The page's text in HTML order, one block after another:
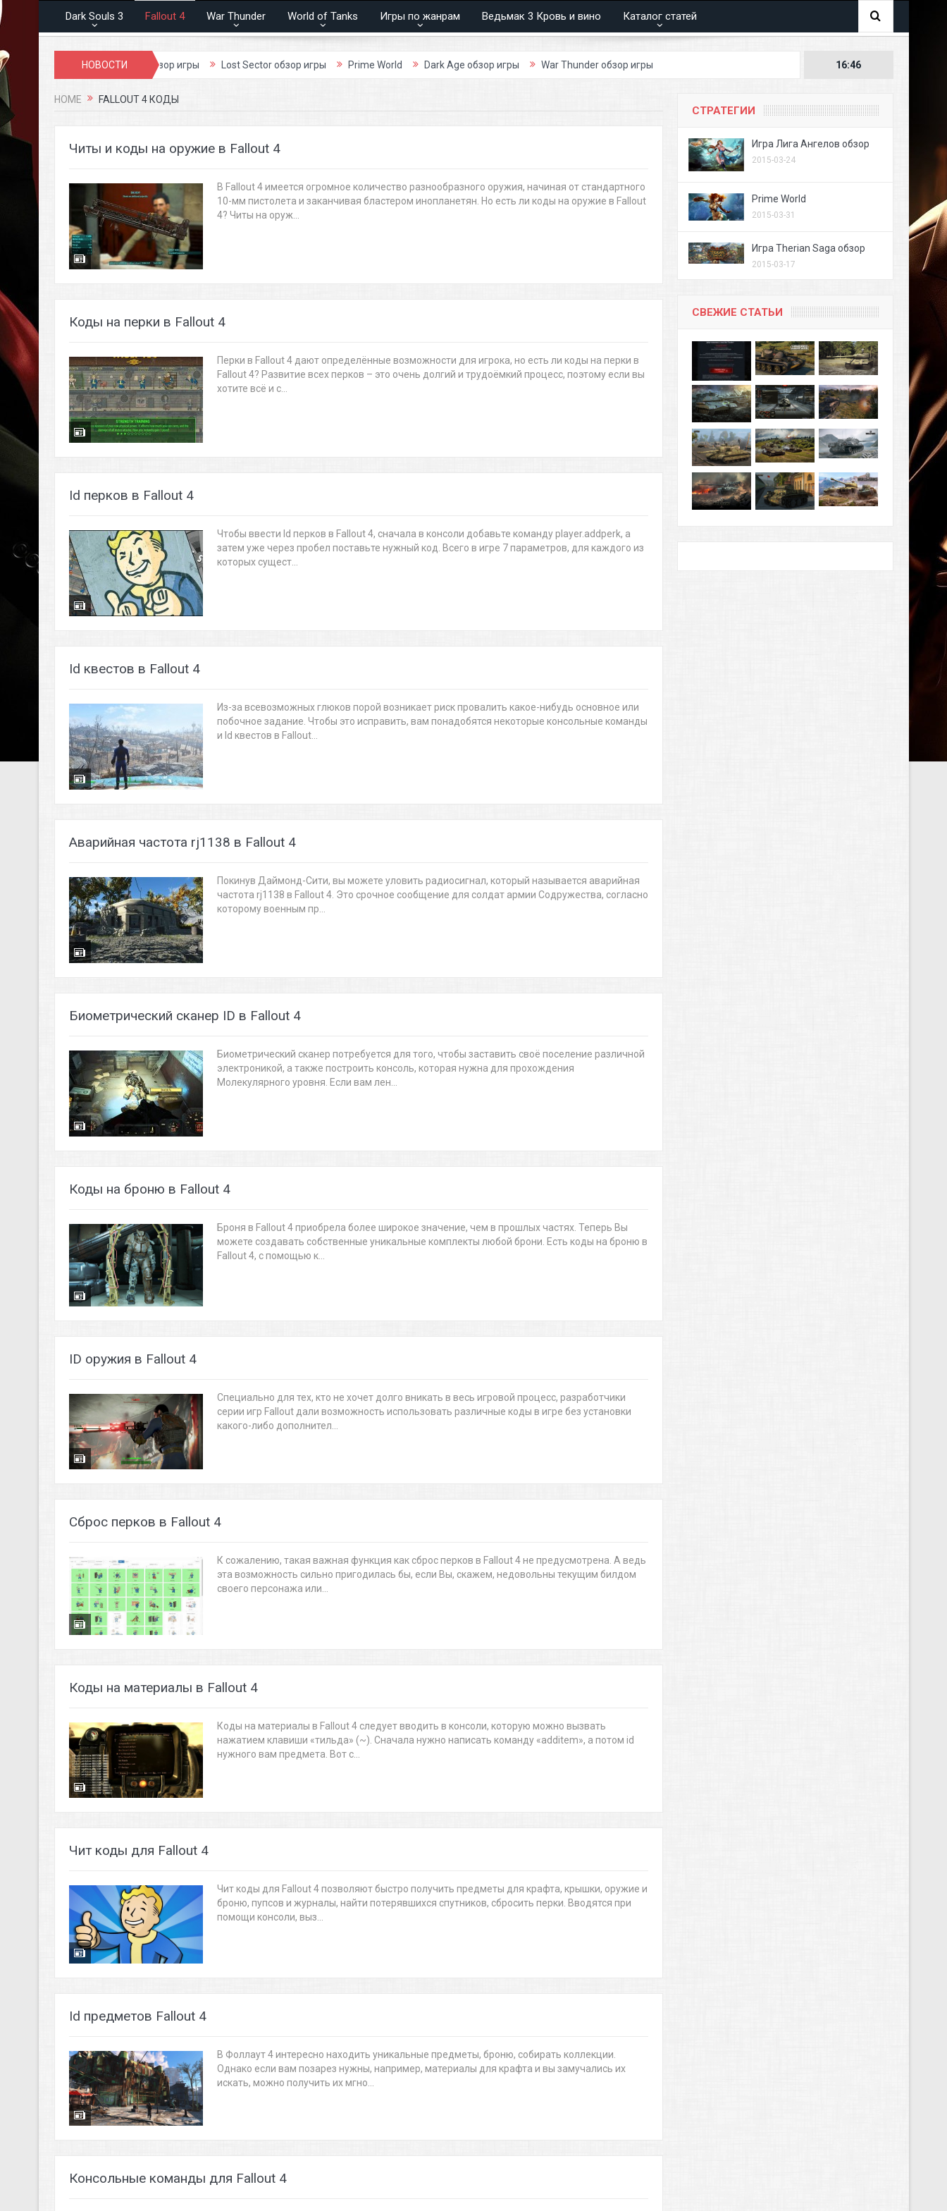
Dark Souls 3 Fallout 4 War Thunder World of Tanks Игры по жанрам Ведьмак 3 Кровь и вино Каталог статей
НОВОСТИ
Blood and Soul обзор игры Lost Sector обзор игры Prime World Dark Age обзор игры War Thunder обзор игры 16:46
HOME FALLOUT 4 КОДЫ
Читы и коды на оружие в Fallout 4
В Fallout 4 имеется огромное количество разнообразного оружия, начиная от стандартного
10-мм пистолета и заканчивая бластером инопланетян. Но есть ли коды на оружие в Fallout
4? Читы на оруж...
Коды на перки в Fallout 4
Перки в Fallout 4 дают определённые возможности для игрока, но есть ли коды на перки в
Fallout 4? Развитие всех перков – это очень долгий и трудоёмкий процесс, поэтому если вы
хотите всё и с...
Id перков в Fallout 4
Чтобы ввести Id перков в Fallout 4, сначала в консоли добавьте команду player.addperk, а
затем уже через пробел поставьте нужный код. Всего в игре 7 параметров, для каждого из
которых сущест...
Id квестов в Fallout 4
Из-за всевозможных глюков порой возникает риск провалить какое-нибудь основное или
побочное задание. Чтобы это исправить, вам понадобятся некоторые консольные команды
и Id квестов в Fallout...
Аварийная частота rj1138 в Fallout 4
Покинув Даймонд-Сити, вы можете уловить радиосигнал, который называется аварийная
частота rj1138 в Fallout 4. Это срочное сообщение для солдат армии Содружества, согласно
которому военным пр...
Биометрический сканер ID в Fallout 4
Биометрический сканер потребуется для того, чтобы заставить своё поселение различной
электроникой, а также построить консоль, которая нужна для прохождения
Молекулярного уровня. Если вам лен...
Коды на броню в Fallout 4
Броня в Fallout 4 приобрела более широкое значение, чем в прошлых частях. Теперь Вы
можете создавать собственные уникальные комплекты любой брони. Есть коды на броню в
Fallout 4, с помощью к...
ID оружия в Fallout 4
Специально для тех, кто не хочет долго вникать в весь игровой процесс, разработчики
серии игр Fallout дали возможность использовать различные коды в игре без установки
какого-либо дополнител...
Сброс перков в Fallout 4
К сожалению, такая важная функция как сброс перков в Fallout 4 не предусмотрена. А ведь
эта возможность сильно пригодилась бы, если Вы, скажем, недовольны текущим билдом
своего персонажа или...
Коды на материалы в Fallout 4
Коды на материалы в Fallout 4 следует вводить в консоли, которую можно вызвать
нажатием клавиши «тильда» (~). Сначала нужно написать команду «additem», а потом id
нужного вам предмета. Вот с...
Чит коды для Fallout 4
Чит коды для Fallout 4 позволяют быстро получить предметы для крафта, крышки, оружие и
броню, пупсов и журналы, найти потерявшихся спутников, сбросить перки. Вводятся при
помощи консоли, выз...
Id предметов Fallout 4
В Фоллаут 4 интересно находить уникальные предметы, броню, собирать коллекции.
Однако если вам позарез нужны, например, материалы для крафта и вы замучались их
искать, можно получить их мгно...
Консольные команды для Fallout 4
СТРАТЕГИИ
Игра Лига Ангелов обзор
2015-03-24
Prime World
2015-03-31
Игра Therian Saga обзор
2015-03-17
СВЕЖИЕ СТАТЬИ